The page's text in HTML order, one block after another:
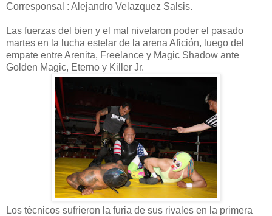
Corresponsal : Alejandro Velazquez Salsis.
Las fuerzas del bien y el mal nivelaron poder el pasado
martes en la lucha estelar de la arena Afición, luego del
empate entre Arenita, Freelance y Magic Shadow ante
Golden Magic, Eterno y Killer Jr.
Los técnicos sufrieron la furia de sus rivales en la primera